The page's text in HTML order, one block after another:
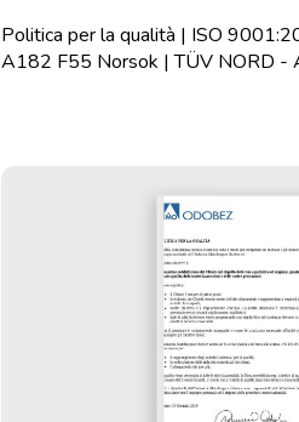
Politica per la qualità | ISO
A182 F55 Norsok | TÜV NORD